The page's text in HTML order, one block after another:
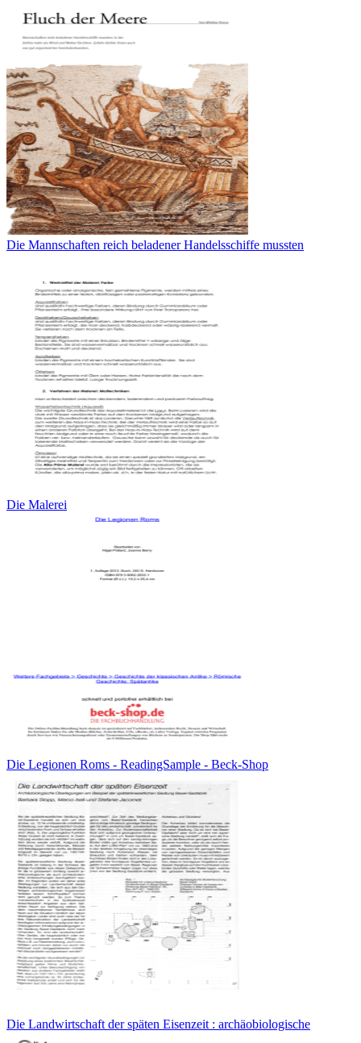
Die Mannschaften reich beladener Handelsschiffe mussten
Die Malerei
Die Legionen Roms - ReadingSample - Beck-Shop
Die Landwirtschaft der späten Eisenzeit : archäobiologische